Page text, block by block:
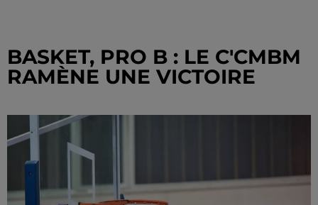
BASKET, PRO B : LE C'CMBM
RAMÈNE UNE VICTOIRE